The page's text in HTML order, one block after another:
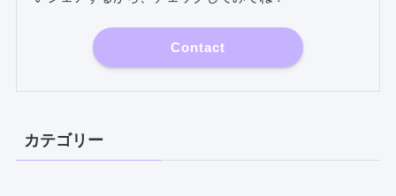
Contact
カテゴリー